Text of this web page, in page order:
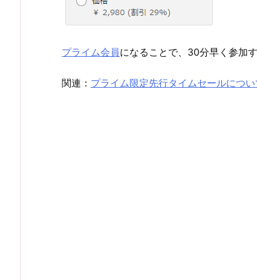
プライム会員になることで、30分早く参加
関連： プライム限定先行タイムセールにつ